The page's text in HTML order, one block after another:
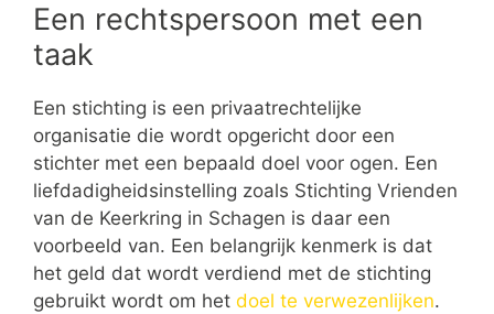
Een rechtspersoon met een
taak
Een stichting is een privaatrechtelijke
organisatie die wordt opgericht door een
stichter met een bepaald doel voor ogen. Een
liefdadigheidsinstelling zoals Stichting Vrienden
van de Keerkring in Schagen is daar een
voorbeeld van. Een belangrijk kenmerk is dat
het geld dat wordt verdiend met de stichting
gebruikt wordt om het doel te verwezenlijken.